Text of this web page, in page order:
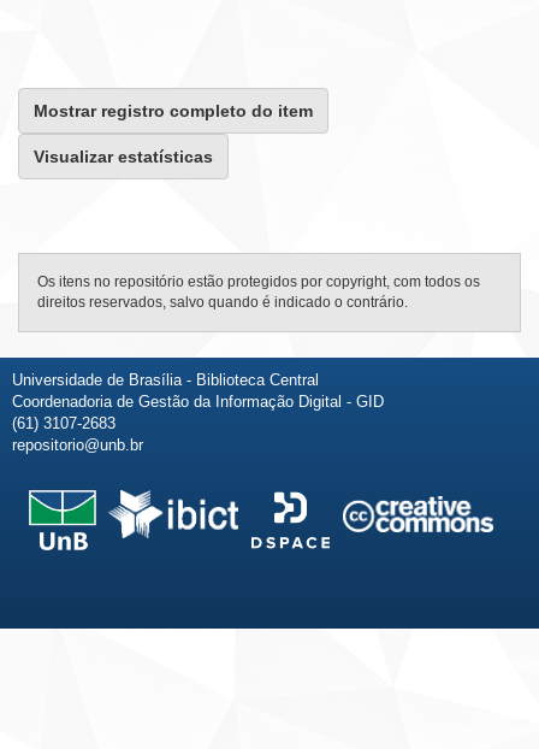
Mostrar registro completo do item
Visualizar estatísticas
Os itens no repositório estão protegidos por copyright, com todos os
direitos reservados, salvo quando é indicado o contrário.
Universidade de Brasília - Biblioteca Central
Coordenadoria de Gestão da Informação Digital - GID
(61) 3107-2683
repositorio@unb.br